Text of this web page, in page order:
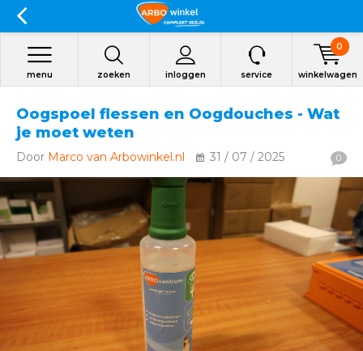
zoeken inloggen
menu service winkelwagen
0
Oogspoel flessen en Oogdouches - Wat
je moet weten
Door Marco van Arbowinkel.nl 31 / 07 / 2025 0